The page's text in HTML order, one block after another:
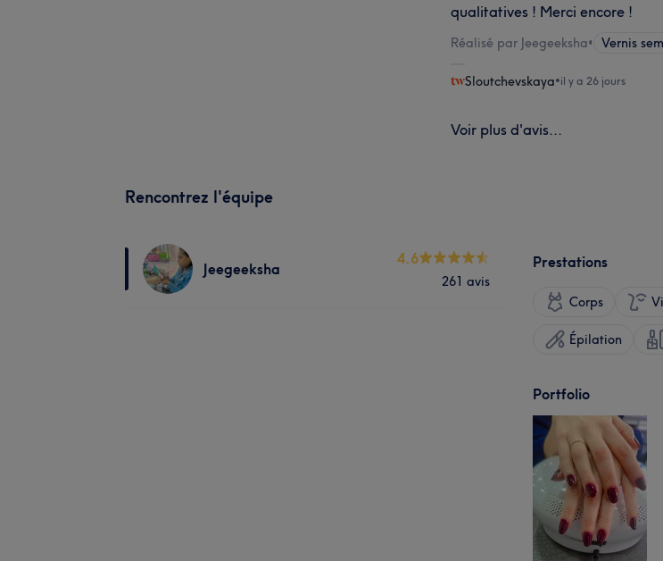
qualitatives ! Merci encore !
Réalisé par Jeegeeksha• Vernis
Sloutchevskaya•il y a 26 jours
Voir plus d'avis...
Rencontrez l'équipe
Jeegeeksha
4.6
261 avis
Prestations
Corps
Épilation
Portfolio